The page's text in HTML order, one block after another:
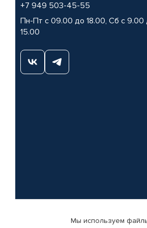
+7 949 503-45-55
Пн-Пт с 09.00 до 18.00, Сб с 9.00
15.00
© КАМАЗ ЦЕНТР ДОНЕЦК, 2015-2026. Все
Мы используем